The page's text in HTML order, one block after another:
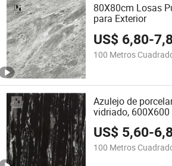
80X80cm Losas
para Exterior
US$ 6,80-
100 Metros
Azulejo de
vidriado,
de porcelana,
mármol negro para
US$ 5,60-
100 Metros